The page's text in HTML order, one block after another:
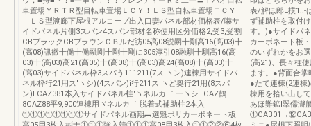
車置場ＹＲＴＲ型目転車置場ＬＣＹ！ＬＳ型自転車置場ＴＣＹ
ＩＬＳ型渡廊下屋根アルコープ出入口妻パネル部材価格表/嚇サ
イドパネル片側3スパン4スパン部材名称使用区分価格2,受3,受割
CBブラックCBブラウンＣＢルだ訪05高08説嗣十剛高16(高03)十
(高08)訊徹十働十働融剛十剛十剛に305淳引08融馴十馴高16(高
03)十(高03)高21(高05)十(高08)十(高03)高24(高08)十(高03)十
(高03)サイドパネル枠3スパう111211(7ス′ヽン)連棟用サイドバ
ネル枠行21用ス′ヽシ)(4スパン)i行211ス′ヽど奥行21用(8スパ
ン)LCAZ381本入サイドバネル柱′ヽネルカ′｀一ヽシTCAZ鶴
8CAZ88平9,900連棟用ヾネルカ′｀脱着式補助柱2本入
①①①①①①①①サイドパネル画期︻選魁ポリカーボネート板
表/解ほ郎E撲1..‐
ず補助柱を取付
す。)●サイドパ
カーボネート板
のいずれかをお
(高21)、長々柱
ます。●背面合
●たて連棟(2連棟
棟用を拾い出し
あほ難鉱I翠儒瀞